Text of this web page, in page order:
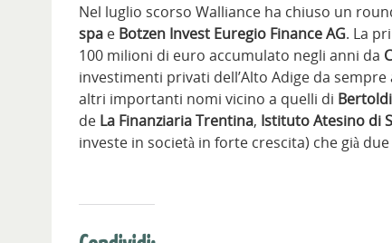
Nel luglio scorso Walliance ha chiuso un
spa e Botzen Invest Euregio Finance AG. La
100 milioni di euro accumulato negli anni da
investimenti privati dell’Alto Adige da
altri importanti nomi vicino a quelli di
de La Finanziaria Trentina, Istituto Atesino di
investe in società in forte crescita) che già